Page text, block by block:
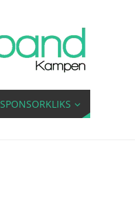
SPONSORKLIKS